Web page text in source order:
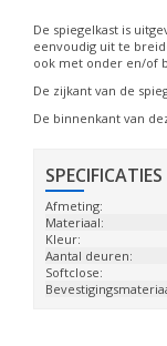
De spiegelkast is
eenvoudig uit te
ook met onder en/of
De zijkant van de
De binnenkant van
SPECIFICATIES
Afmeting:
Materiaal:
Kleur:
Aantal deuren:
Softclose: